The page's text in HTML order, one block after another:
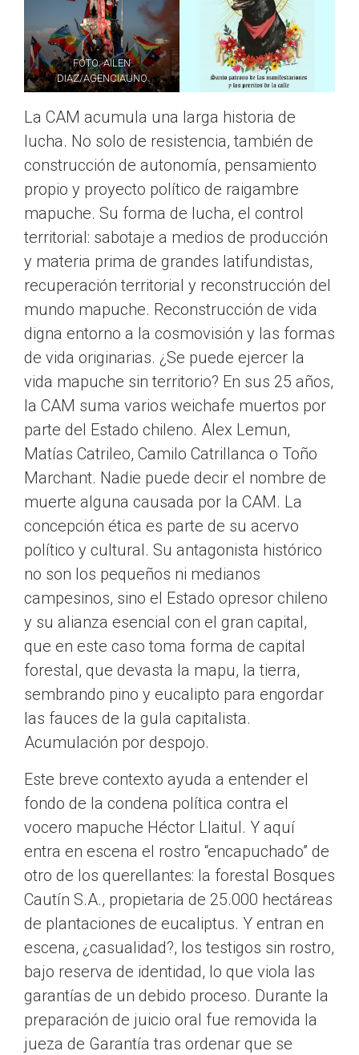
FOTO: AILEN
DIAZ/AGENCIAUNO
La CAM acumula una larga historia de
lucha. No solo de resistencia, también de
construcción de autonomía, pensamiento
propio y proyecto político de raigambre
mapuche. Su forma de lucha, el control
territorial: sabotaje a medios de producción
y materia prima de grandes latifundistas,
recuperación territorial y reconstrucción del
mundo mapuche. Reconstrucción de vida
digna entorno a la cosmovisión y las formas
de vida originarias. ¿Se puede ejercer la
vida mapuche sin territorio? En sus 25 años,
la CAM suma varios weichafe muertos por
parte del Estado chileno. Alex Lemun,
Matías Catrileo, Camilo Catrillanca o Toño
Marchant. Nadie puede decir el nombre de
muerte alguna causada por la CAM. La
concepción ética es parte de su acervo
político y cultural. Su antagonista histórico
no son los pequeños ni medianos
campesinos, sino el Estado opresor chileno
y su alianza esencial con el gran capital,
que en este caso toma forma de capital
forestal, que devasta la mapu, la tierra,
sembrando pino y eucalipto para engordar
las fauces de la gula capitalista.
Acumulación por despojo.
Este breve contexto ayuda a entender el
fondo de la condena política contra el
vocero mapuche Héctor Llaitul. Y aquí
entra en escena el rostro “encapuchado” de
otro de los querellantes: la forestal Bosques
Cautín S.A., propietaria de 25.000 hectáreas
de plantaciones de eucaliptus. Y entran en
escena, ¿casualidad?, los testigos sin rostro,
bajo reserva de identidad, lo que viola las
garantías de un debido proceso. Durante la
preparación de juicio oral fue removida la
jueza de Garantía tras ordenar que se